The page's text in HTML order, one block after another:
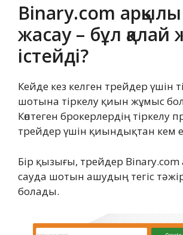
Binary.com
жасау – бұл
істейді?
Кейде кез келген трейдер үшін
шотына тіркелу қиын жұмыс
Көптеген брокерлердің тіркелу
трейдер үшін қиындықтан кем
Бір қызығы, трейдер Binary.com
сауда шотын ашудың тегіс
болады.